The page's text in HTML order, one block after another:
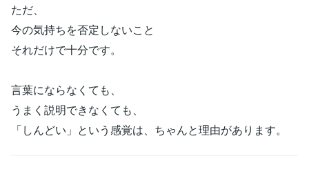
ただ、
今の気持ちを否定しないこと
それだけで十分です。
言葉にならなくても、
うまく説明できなくても、
「しんどい」という感覚は、ちゃんと理由があります。